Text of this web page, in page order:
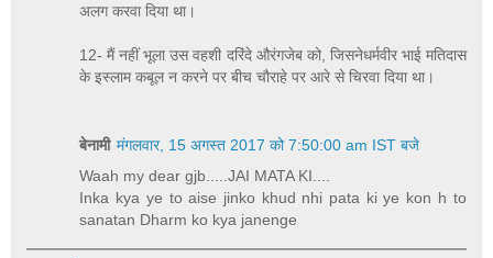
अलग करवा दिया था।
12- मैं नहीं भूला उस वहशी दरिंदे औरंगजेब को, जिसनेधर्मवीर भाई मतिदास
के इस्लाम कबूल न करने पर बीच चौराहे पर आरे से चिरवा दिया था।
बेनामी मंगलवार, 15 अगस्त 2017 को 7:50:00 am IST बजे
Waah my dear gjb.....JAI MATA KI....
Inka kya ye to aise jinko khud nhi pata ki ye kon h to
sanatan Dharm ko kya janenge